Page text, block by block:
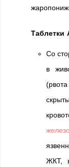
Таблетки
Со
в
ЖКТ,